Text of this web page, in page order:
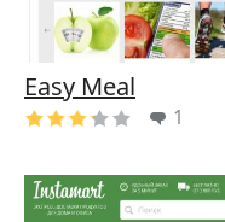
Easy Meal
1